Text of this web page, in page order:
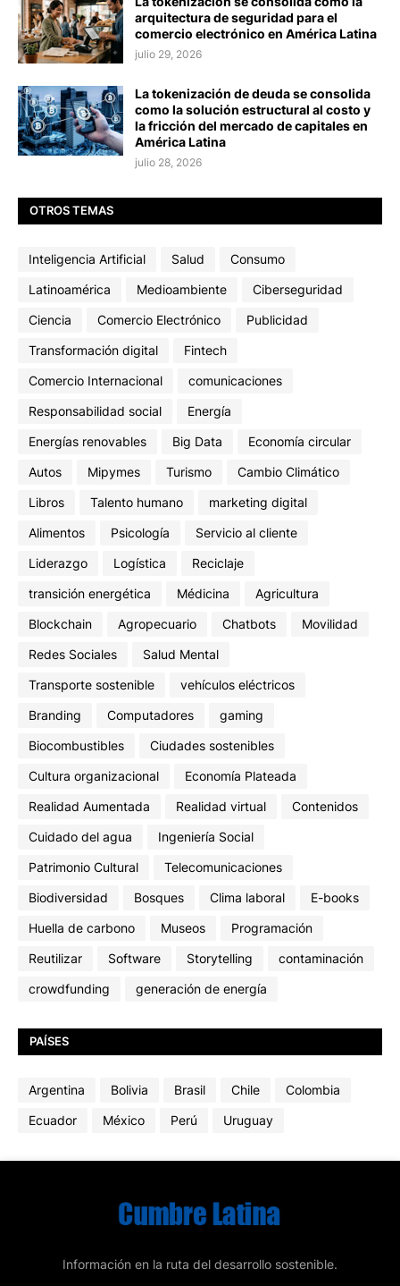
arquitectura de seguridad para el
comercio electrónico en América Latina
julio 29, 2026
La tokenización de deuda se consolida
como la solución estructural al costo y
la fricción del mercado de capitales en
América Latina
julio 28, 2026
OTROS TEMAS
Inteligencia Artificial Salud
Consumo
Latinoamérica
Medioambiente
Ciberseguridad
Ciencia
Comercio Electrónico
Publicidad
Transformación digital
Fintech
Comercio Internacional
comunicaciones
Responsabilidad social
Energía
Energías renovables
Big Data
Economía circular
Autos
Mipymes Turismo
Cambio Climático
Libros
Talento humano
marketing digital
Alimentos
Psicología
Servicio al cliente
Liderazgo
Logística
Reciclaje
transición energética
Médicina
Agricultura
Blockchain
Agropecuario Chatbots
Movilidad
Redes Sociales
Salud Mental
Transporte sostenible
vehículos eléctricos
Branding
Computadores
gaming
Biocombustibles
Ciudades sostenibles
Cultura organizacional
Economía Plateada
Realidad Aumentada
Realidad virtual
Contenidos
Cuidado del agua
Ingeniería Social
Patrimonio Cultural
Telecomunicaciones
Biodiversidad
Bosques Clima laboral
E-books
Huella de carbono
Museos
Programación
Reutilizar
Software Storytelling
contaminación
crowdfunding
generación de energía
PAÍSES
Argentina Bolivia Brasil Chile
Colombia
Ecuador
México Perú Uruguay
Información en la ruta del desarrollo sostenible.